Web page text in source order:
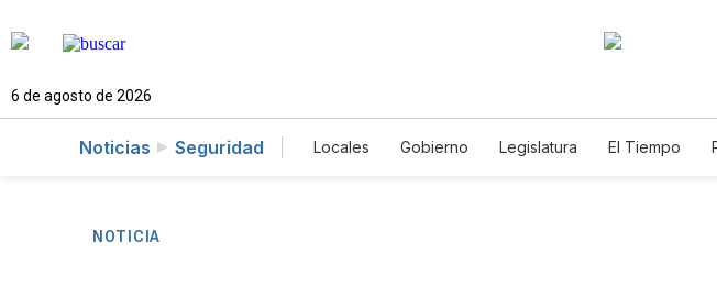
6 de agosto de 2026
Noticias Seguridad Locales Gobierno Legislatura El Tiempo
NOTICIA